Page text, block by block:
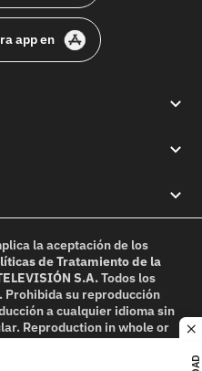
app en
la aceptación de los
de Tratamiento de la
S.A.Todos los
Prohibida su reproducción
a cualquier idioma sin
Reproduction in whole or